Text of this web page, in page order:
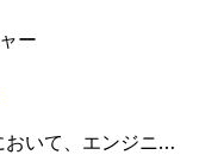
ー
いて、エンジニア